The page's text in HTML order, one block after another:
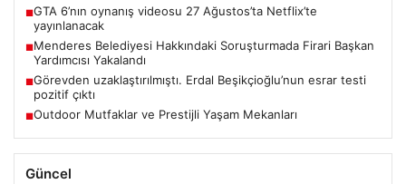
■GTA 6’nın oynanış videosu 27 Ağustos’ta Netflix’te
yayınlanacak
■Menderes Belediyesi Hakkındaki Soruşturmada Firari Başkan
Yardımcısı Yakalandı
■Görevden uzaklaştırılmıştı. Erdal Beşikçioğlu’nun esrar testi
pozitif çıktı
■Outdoor Mutfaklar ve Prestijli Yaşam Mekanları
Güncel